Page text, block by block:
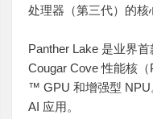
处理器（第三代）的核
Panther Lake 是业界
Cougar Cove 性能核
™ GPU 和增强型 NPU
AI 应用。